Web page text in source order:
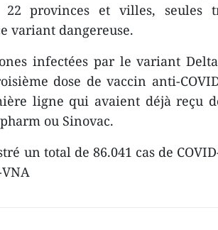
22 provinces et villes, seules
variant dangereuse.
infectées par le variant
dose de vaccin anti-
ligne qui avaient déjà reçu
ou Sinovac.
un total de 86.041 cas de